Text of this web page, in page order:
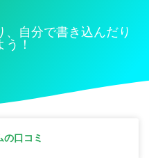
自分で書き込んだり
う！
の口コミ